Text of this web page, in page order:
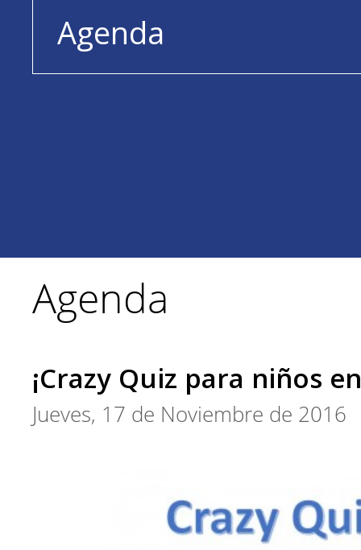
Agenda
Agenda
¡Crazy Quiz para niños
Jueves, 17 de Noviembre de 2016